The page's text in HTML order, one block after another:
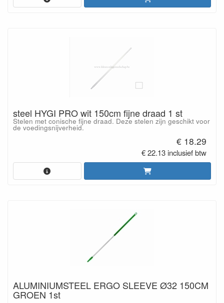
steel HYGI PRO wit 150cm fijne draad 1 st
Stelen met conische fijne draad. Deze stelen zijn geschikt voor
de voedingsnijverheid.
€ 18.29
€ 22.13 inclusief btw
ALUMINIUMSTEEL ERGO SLEEVE Ø32 150CM
GROEN 1st